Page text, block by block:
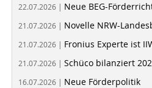
22.07.2026 | Neue BEG-
21.07.2026 | Novelle NRW-
21.07.2026 | Fronius Experte ist
21.07.2026 | Schüco bilanziert
16.07.2026 | Neue Förderpolitik